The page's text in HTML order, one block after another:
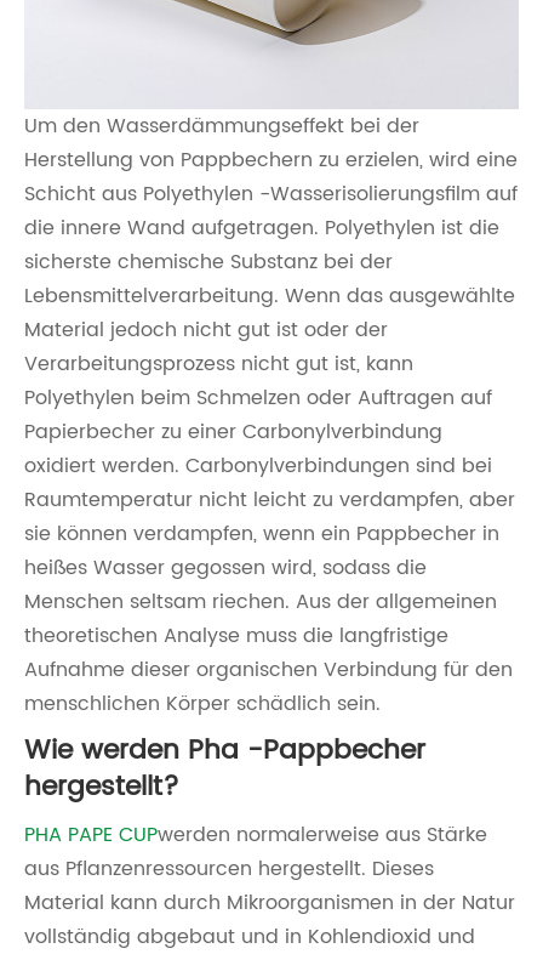
Um den Wasserdämmungseffekt bei der
Herstellung von Pappbechern zu erzielen, wird eine
Schicht aus Polyethylen -Wasserisolierungsfilm auf
die innere Wand aufgetragen. Polyethylen ist die
sicherste chemische Substanz bei der
Lebensmittelverarbeitung. Wenn das ausgewählte
Material jedoch nicht gut ist oder der
Verarbeitungsprozess nicht gut ist, kann
Polyethylen beim Schmelzen oder Auftragen auf
Papierbecher zu einer Carbonylverbindung
oxidiert werden. Carbonylverbindungen sind bei
Raumtemperatur nicht leicht zu verdampfen, aber
sie können verdampfen, wenn ein Pappbecher in
heißes Wasser gegossen wird, sodass die
Menschen seltsam riechen. Aus der allgemeinen
theoretischen Analyse muss die langfristige
Aufnahme dieser organischen Verbindung für den
menschlichen Körper schädlich sein.
Wie werden Pha -Pappbecher
hergestellt?
PHA PAPE CUPwerden normalerweise aus Stärke
aus Pflanzenressourcen hergestellt. Dieses
Material kann durch Mikroorganismen in der Natur
vollständig abgebaut und in Kohlendioxid und